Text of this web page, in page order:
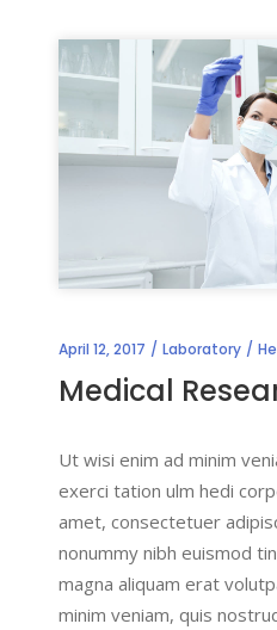
April 12, 2017 Laboratory
Medical
Ut wisi enim ad minim
exerci tation ulm hedi
amet, consectetuer
nonummy nibh euismod
magna aliquam erat
minim veniam, quis